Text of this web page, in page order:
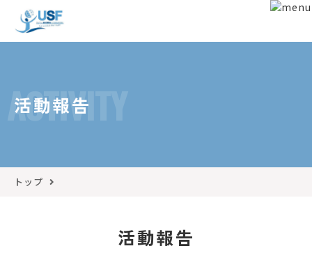
ACTIVITY
活動報告
トップ
活動報告